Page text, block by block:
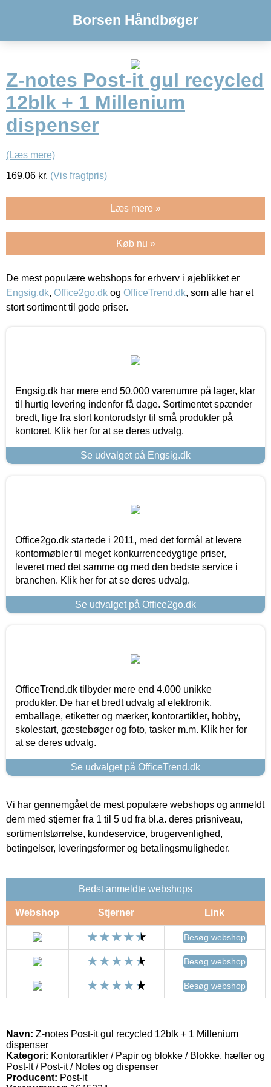
Borsen Håndbøger
Z-notes Post-it gul recycled
12blk + 1 Millenium
dispenser
(Læs mere)
169.06 kr. (Vis fragtpris)
Læs mere »
Køb nu »
De mest populære webshops for erhverv i øjeblikket er
Engsig.dk, Office2go.dk og OfficeTrend.dk, som alle har et
stort sortiment til gode priser.
Engsig.dk har mere end 50.000 varenumre på lager, klar
til hurtig levering indenfor få dage. Sortimentet spænder
bredt, lige fra stort kontorudstyr til små produkter på
kontoret. Klik her for at se deres udvalg.
Se udvalget på Engsig.dk
Office2go.dk startede i 2011, med det formål at levere
kontormøbler til meget konkurrencedygtige priser,
leveret med det samme og med den bedste service i
branchen. Klik her for at se deres udvalg.
Se udvalget på Office2go.dk
OfficeTrend.dk tilbyder mere end 4.000 unikke
produkter. De har et bredt udvalg af elektronik,
emballage, etiketter og mærker, kontorartikler, hobby,
skolestart, gæstebøger og foto, tasker m.m. Klik her for
at se deres udvalg.
Se udvalget på OfficeTrend.dk
Vi har gennemgået de mest populære webshops og anmeldt
dem med stjerner fra 1 til 5 ud fra bl.a. deres prisniveau,
sortimentstørrelse, kundeservice, brugervenlighed,
betingelser, leveringsformer og betalingsmuligheder.
Bedst anmeldte webshops
Webshop Stjerner Link
Besøg webshop
Besøg webshop
Besøg webshop
Navn: Z-notes Post-it gul recycled 12blk + 1 Millenium
dispenser
Kategori: Kontorartikler / Papir og blokke / Blokke, hæfter og
Post-It / Post-it / Notes og dispenser
Producent: Post-it